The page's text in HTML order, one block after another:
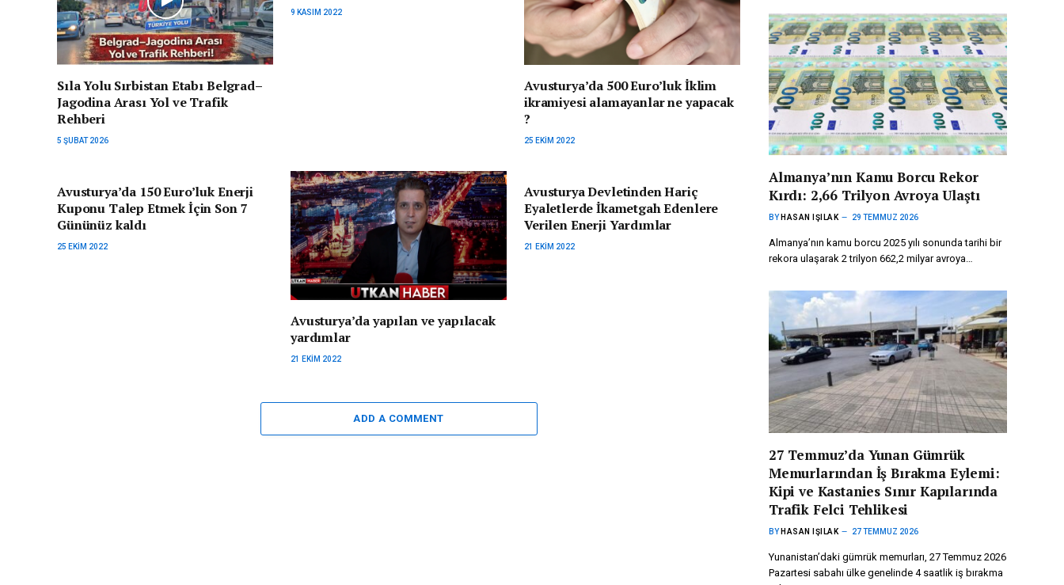
Sıla Yolu Sırbistan Etabı Belgrad–
Jagodina Arası Yol ve Trafik
Rehberi
5 ŞUBAT 2026
9 KASIM 2022
Avusturya’da 500 Euro’luk İklim
ikramiyesi alamayanlar ne yapacak
?
25 EKIM 2022
Avusturya’da 150 Euro’luk Enerji
Kuponu Talep Etmek İçin Son 7
Gününüz kaldı
25 EKIM 2022
Avusturya’da yapılan ve yapılacak
yardımlar
21 EKIM 2022
Avusturya Devletinden Hariç
Eyaletlerde İkametgah Edenlere
Verilen Enerji Yardımlar
21 EKIM 2022
ADD A COMMENT
Almanya’nın Kamu Borcu Rekor
Kırdı: 2,66 Trilyon Avroya Ulaştı
BY HASAN IŞILAK 29 TEMMUZ 2026
Almanya’nın kamu borcu 2025 yılı sonunda tarihi bir
rekora ulaşarak 2 trilyon 662,2 milyar avroya…
27 Temmuz’da Yunan Gümrük
Memurlarından İş Bırakma Eylemi:
Kipi ve Kastanies Sınır Kapılarında
Trafik Felci Tehlikesi
BY HASAN IŞILAK 27 TEMMUZ 2026
Yunanistan’daki gümrük memurları, 27 Temmuz 2026
Pazartesi sabahı ülke genelinde 4 saatlik iş bırakma